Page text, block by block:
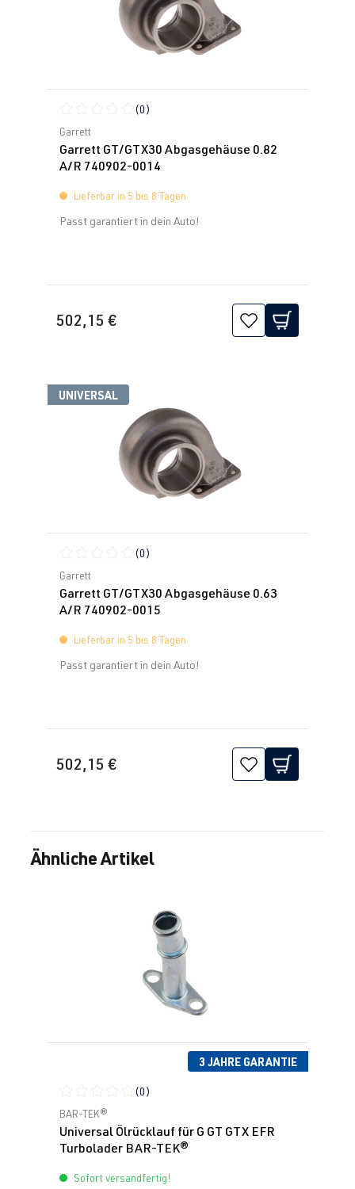
Durchschnittliche Bewertung von 0 von 5 Sternen
(0)
Garrett
Garrett GT/GTX30 Abgasgehäuse 0.82
A/R 740902-0014
Lieferbar in 5 bis 8 Tagen
Passt garantiert in dein Auto!
502,15 €
UNIVERSAL
Durchschnittliche Bewertung von 0 von 5 Sternen
(0)
Garrett
Garrett GT/GTX30 Abgasgehäuse 0.63
A/R 740902-0015
Lieferbar in 5 bis 8 Tagen
Passt garantiert in dein Auto!
502,15 €
Produktgalerie überspringen
Ähnliche Artikel
3 JAHRE GARANTIE
Durchschnittliche Bewertung von 0 von 5 Sternen
(0)
BAR-TEK®
Universal Ölrücklauf für G GT GTX EFR
Turbolader BAR-TEK®
Sofort versandfertig!